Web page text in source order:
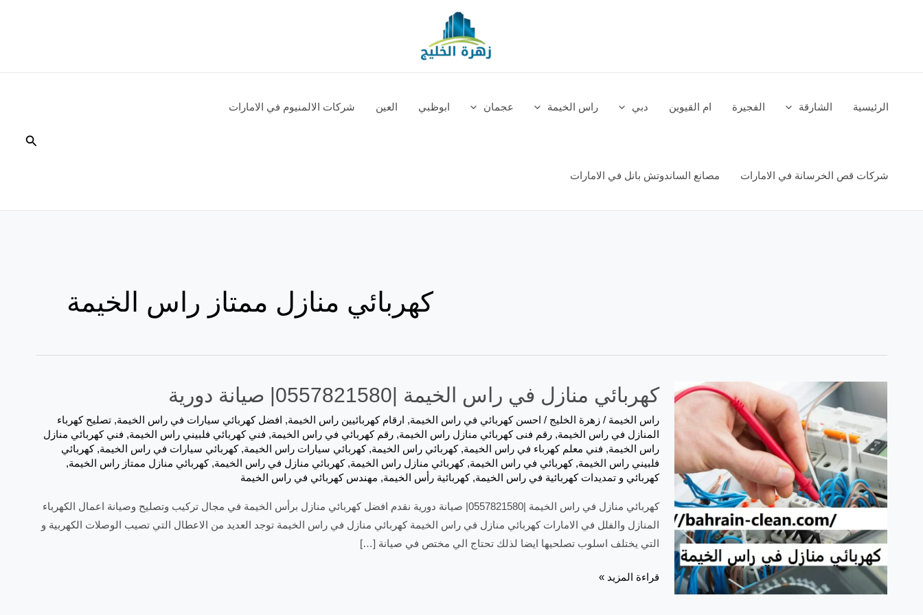
الرئيسية الشارقة الفجيرة ام القيوين دبي راس الخيمة عجمان ابوظبي العين شركات الالمنيوم في الامارات
شركات قص الخرسانة في الامارات مصانع الساندوتش بانل في الامارات
البحث
كهربائي منازل ممتاز راس الخيمة
كهربائي منازل في راس الخيمة |0557821580| صيانة دورية
راس الخيمة /زهرة الخليج/ احسن كهربائي في راس الخيمة, ارقام كهربائيين راس الخيمة, افضل كهربائي سيارات في راس الخيمة,تصليح كهرباء
المنازل في راس الخيمة,رقم فنى كهربائي منازل راس الخيمة,رقم كهربائي في راس الخيمة, فني كهربائي فلبيني راس الخيمة, فني كهربائي منازل
راس الخيمة, فني معلم كهرباء في راس الخيمة,كهربائي راس الخيمة,كهربائي سيارات راس الخيمة,كهربائي سيارات في راس الخيمة,كهربائي
فلبيني راس الخيمة,كهربائي في راس الخيمة,كهربائي منازل راس الخيمة,كهربائي منازل في راس الخيمة,كهربائي منازل ممتاز راس الخيمة,
كهربائي و تمديدات كهربائية في راس الخيمة,كهربائية رأس الخيمة, مهندس كهربائي في راس الخيمة
كهربائي منازل في راس الخيمة |0557821580| صيانة دورية نقدم افضل كهربائي منازل برأس الخيمة في مجال تركيب وتصليح وصيانة اعمال الكهرباء
المنازل والفلل في الامارات كهربائي منازل في راس الخيمة كهربائي منازل في راس الخيمة توجد العديد من الاعطال التي تصيب الوصلات الكهربية و
التي يختلف اسلوب تصلحيها ايضا لذلك تحتاج الي مختص في صيانة […]
قراءة المزيد »